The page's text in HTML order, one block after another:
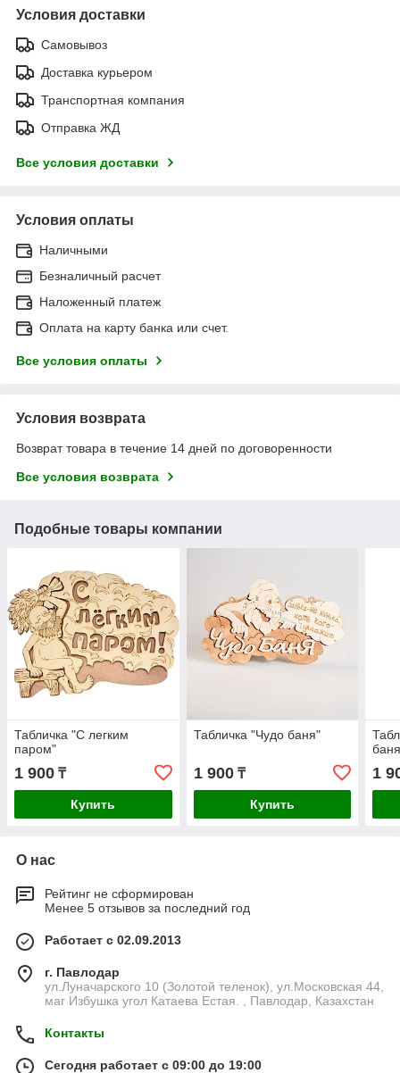
Условия доставки
Самовывоз
Доставка курьером
Транспортная компания
Отправка ЖД
Все условия доставки
Условия оплаты
Наличными
Безналичный расчет
Наложенный платеж
Оплата на карту банка или счет.
Все условия оплаты
Условия возврата
Возврат товара в течение 14 дней по договоренности
Все условия возврата
Подобные товары компании
Табличка "С легким
паром"
1 900 ₸
Купить
Табличка "Чудо баня"
1 900₸
Купить
1
О нас
Рейтинг не сформирован
Менее 5 отзывов за последний год
Работает с 02.09.2013
г. Павлодар
ул.Луначарского 10 (Золотой теленок), ул.Московская 44,
маг Избушка угол Катаева Естая. , Павлодар, Казахстан
Контакты
Сегодня работает с 09:00 до 19:00